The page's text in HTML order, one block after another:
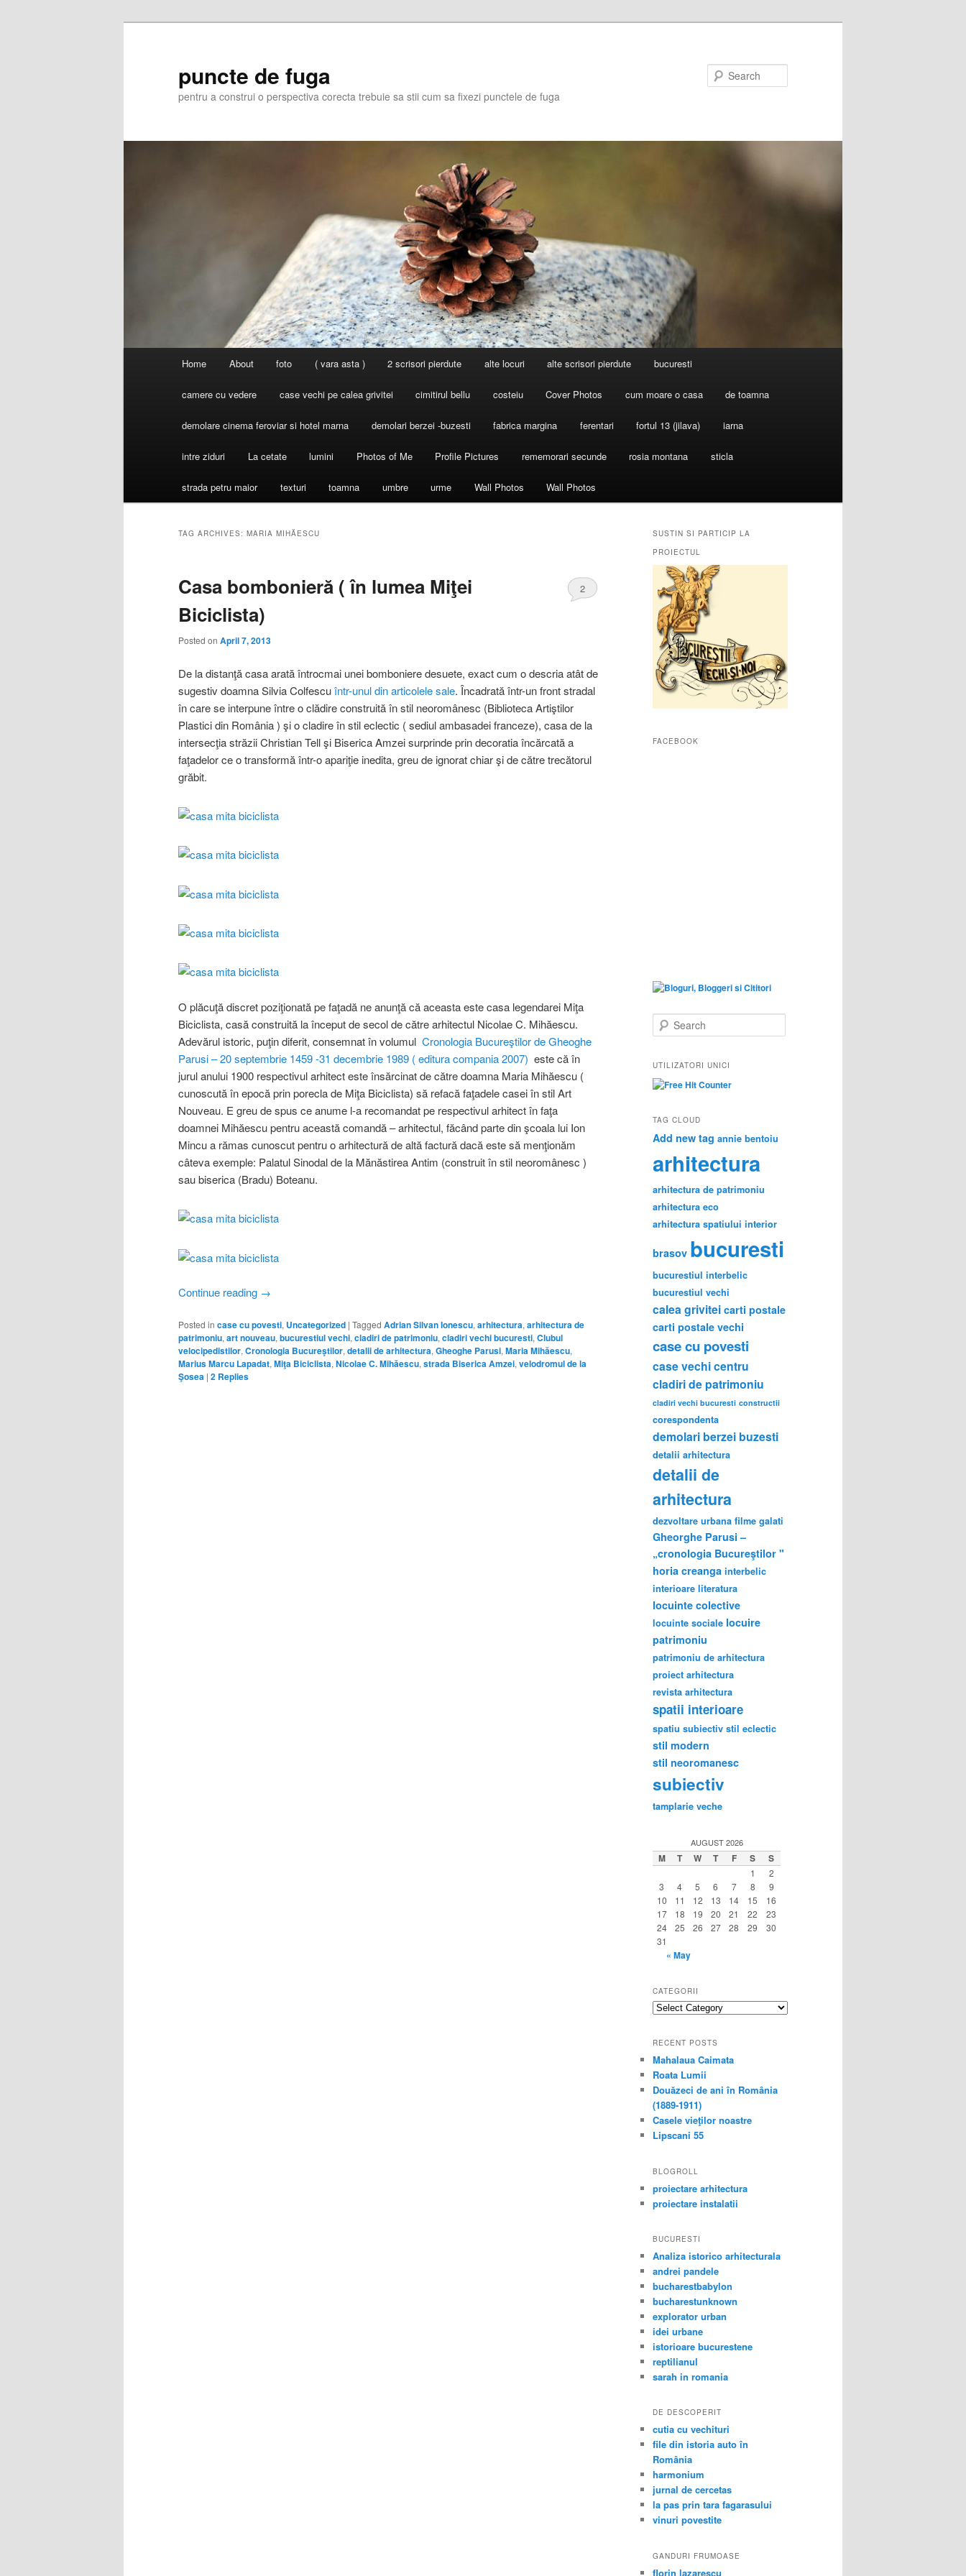
puncte de fuga
pentru a construi o perspectiva corecta trebuie sa stii cum sa fixezi punctele de fuga
Home About foto ( vara asta ) 2 scrisori pierdute alte locuri alte scrisori pierdute bucuresti
camere cu vedere case vechi pe calea grivitei cimitirul bellu costeiu Cover Photos cum moare o casa de toamna
demolare cinema feroviar si hotel marna demolari berzei -buzesti fabrica margina ferentari fortul 13 (jilava) iarna
intre ziduri La cetate lumini Photos of Me Profile Pictures rememorari secunde rosia montana sticla
strada petru maior texturi toamna umbre urme Wall Photos Wall Photos
TAG ARCHIVES: MARIA MIHĂESCU
Casa bombonieră ( în lumea Miţei
Biciclista)
Posted on April 7, 2013
2
De la distanţă casa arată întrocmai unei bomboniere desuete, exact cum o descria atât de
sugestiv doamna Silvia Colfescuîntr-unul din articolele sale. Încadrată într-un front stradal
în care se interpune între o clădire construită în stil neoromânesc (Biblioteca Artiştilor
Plastici din România ) şi o cladire în stil eclectic ( sediul ambasadei franceze), casa de la
intersecţia străzii Christian Tell şi Biserica Amzei surprinde prin decoratia încărcată a
faţadelor ce o transformă într-o apariţie inedita, greu de ignorat chiar şi de către trecătorul
grăbit.
O plăcuţă discret poziţionată pe faţadă ne anunţă că aceasta este casa legendarei Miţa
Biciclista, casă construită la început de secol de către arhitectul Nicolae C. Mihăescu.
Adevărul istoric, puţin diferit, consemnat în volumul Cronologia Bucureştilor de Gheoghe
Parusi – 20 septembrie 1459 -31 decembrie 1989 ( editura compania 2007) este că în
jurul anului 1900 respectivul arhitect este însărcinat de către doamna Maria Mihăescu (
cunoscută în epocă prin porecla de Miţa Biciclista) să refacă faţadele casei în stil Art
Nouveau. E greu de spus ce anume l-a recomandat pe respectivul arhitect în faţa
doamnei Mihăescu pentru această comandă – arhitectul, făcând parte din şcoala lui Ion
Mincu a rămas cunoscut pentru o arhitectură de altă factură dacă este să menţionăm
câteva exemple: Palatul Sinodal de la Mănăstirea Antim (construit în stil neoromânesc )
sau biserica (Bradu) Boteanu.
Continue reading →
Posted in case cu povesti, Uncategorized | Tagged Adrian Silvan Ionescu, arhitectura, arhitectura de
patrimoniu, art nouveau, bucurestiul vechi, cladiri de patrimoniu, cladiri vechi bucuresti, Clubul
velocipedistilor, Cronologia Bucureştilor, detalii de arhitectura, Gheoghe Parusi, Maria Mihăescu,
Marius Marcu Lapadat, Miţa Biciclista, Nicolae C. Mihăescu, strada Biserica Amzei, velodromul de la
Şosea | 2 Replies
SUSTIN SI PARTICIP LA
PROIECTUL
FACEBOOK
e
r
h
UTILIZATORI UNICI
TAG CLOUD
Add new tag annie bentoiu
arhitectura
arhitectura de patrimoniu
arhitectura eco
arhitectura spatiului interior
brasov bucuresti
bucurestiul interbelic
bucurestiul vechi
calea grivitei carti postale
carti postale vechi
case cu povesti
case vechicentru
cladiri de patrimoniu
cladiri vechi bucuresti constructii
corespondenta
demolari berzei buzesti
detalii arhitectura
detalii de
arhitectura
dezvoltare urbana filme galati
Gheorghe Parusi –
„cronologia Bucureştilor "
horia creanga interbelic
interioare literatura
locuinte colective
locuinte sociale locuire
patrimoniu
patrimoniu de arhitectura
proiect arhitectura
revista arhitectura
spatii interioare
spatiu subiectiv stil eclectic
stil modern
stil neoromanesc
subiectiv
tamplarie veche
AUGUST 2026
M T W T F S S
1
2
3
4 5 6 7 8
9
10
11 12 13 14 15
16
17
18 19 20 21 22
23
24
25 26 27 28 29
30
31
« May
CATEGORII
categorii
RECENT POSTS
Mahalaua Caimata
Roata Lumii
Douăzeci de ani în România
(1889-1911)
Casele vieţilor noastre
Lipscani 55
BLOGROLL
proiectare arhitectura
proiectare instalatii
BUCURESTI
Analiza istorico arhitecturala
andrei pandele
bucharestbabylon
bucharestunknown
explorator urban
idei urbane
istorioare bucurestene
reptilianul
sarah in romania
DE DESCOPERIT
cutia cu vechituri
file din istoria auto în
România
harmonium
jurnal de cercetas
la pas prin tara fagarasului
vinuri povestite
GANDURI FRUMOASE
florin lazarescu